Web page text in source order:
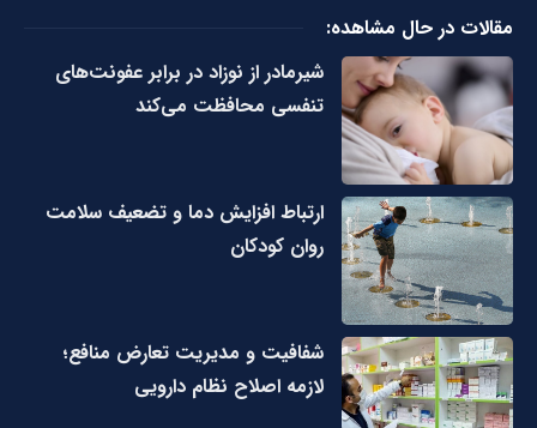
مقالات در حال مشاهده:
شیرمادر از نوزاد در برابر عفونت‌های
تنفسی محافظت می‌کند
ارتباط افزایش دما و تضعیف سلامت
روان کودکان
شفافیت و مدیریت تعارض منافع؛
لازمه اصلاح نظام دارویی